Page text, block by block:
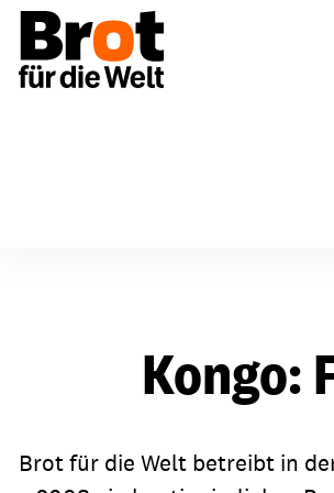
Aufbau & Strukturen
Netzwerke
Einmalig spenden
Anlässe & Spendenaktionen
Kongo:
Brot für die Welt betreibt in